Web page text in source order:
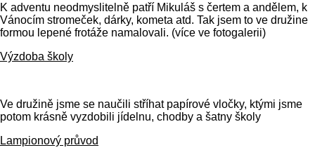
K adventu neodmyslitelně patří Mikuláš s čertem a andělem, k
Vánocím stromeček, dárky, kometa atd. Tak jsem to ve družine
formou lepené frotáže namalovali. (více ve fotogalerii)
Výzdoba školy
Ve družině jsme se naučili stříhat papírové vločky, ktými jsme
potom krásně vyzdobili jídelnu, chodby a šatny školy
Lampionový průvod